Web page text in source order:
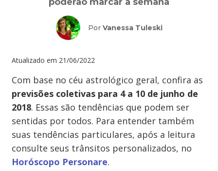
Por Vanessa Tuleski
Atualizado em 21/06/2022
Com base no céu astrológico geral, confira as
previsões coletivas para 4 a 10 de junho de
2018. Essas são tendências que podem ser
sentidas por todos. Para entender também
suas tendências particulares, após a leitura
consulte seus trânsitos personalizados, no
Horóscopo Personare.